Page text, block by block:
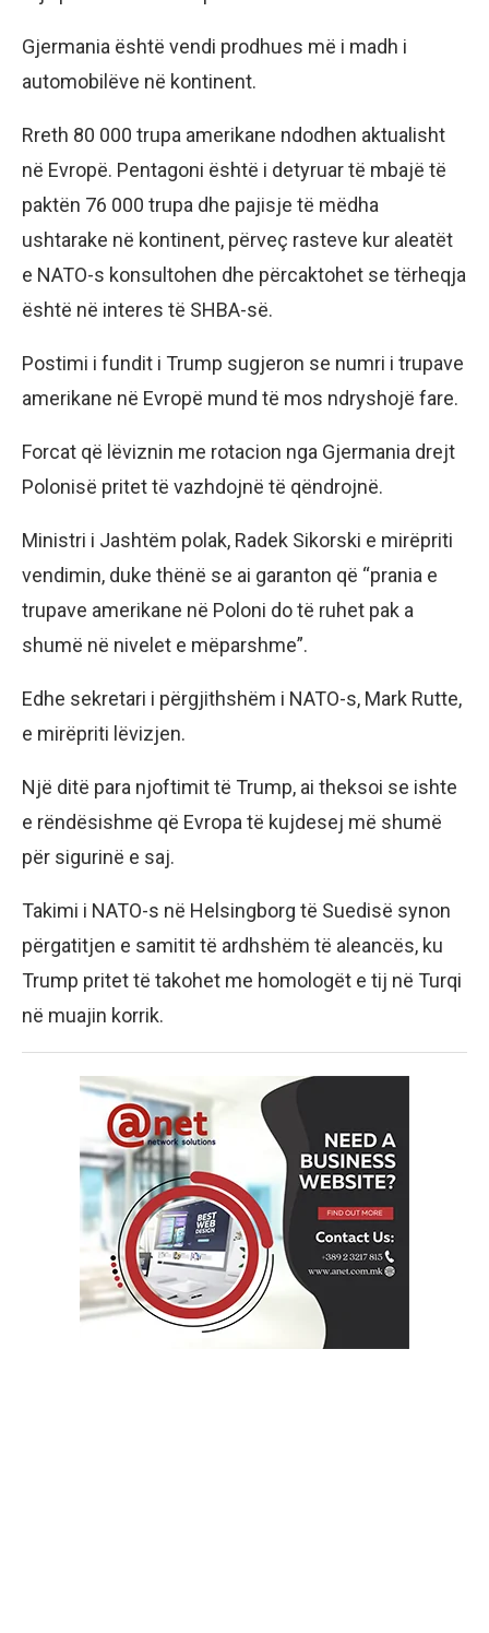
Gjermania është vendi prodhues më i madh i
automobilëve në kontinent.
Rreth 80 000 trupa amerikane ndodhen aktualisht
në Evropë. Pentagoni është i detyruar të mbajë të
paktën 76 000 trupa dhe pajisje të mëdha
ushtarake në kontinent, përveç rasteve kur aleatët
e NATO-s konsultohen dhe përcaktohet se tërheqja
është në interes të SHBA-së.
Postimi i fundit i Trump sugjeron se numri i trupave
amerikane në Evropë mund të mos ndryshojë fare.
Forcat që lëviznin me rotacion nga Gjermania drejt
Polonisë pritet të vazhdojnë të qëndrojnë.
Ministri i Jashtëm polak, Radek Sikorski e mirëpriti
vendimin, duke thënë se ai garanton që “prania e
trupave amerikane në Poloni do të ruhet pak a
shumë në nivelet e mëparshme”.
Edhe sekretari i përgjithshëm i NATO-s, Mark Rutte,
e mirëpriti lëvizjen.
Një ditë para njoftimit të Trump, ai theksoi se ishte
e rëndësishme që Evropa të kujdesej më shumë
për sigurinë e saj.
Takimi i NATO-s në Helsingborg të Suedisë synon
përgatitjen e samitit të ardhshëm të aleancës, ku
Trump pritet të takohet me homologët e tij në Turqi
në muajin korrik.